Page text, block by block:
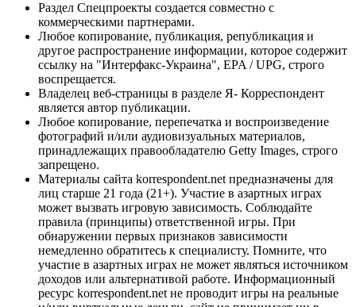
Раздел Спецпроекты создается совместно с
коммерческими партнерами.
Любое копирование, публикация, републикация и
другое распространение информации, которое содержит
ссылку на "Интерфакс-Украина", EPA / UPG, строго
воспрещается.
Владелец веб-страницы в разделе Я- Корреспондент
является автор публикации.
Любое копирование, перепечатка и воспроизведение
фотографий и/или аудиовизуальных материалов,
принадлежащих правообладателю Getty Images, строго
запрещено.
Материалы сайта korrespondent.net предназначены для
лиц старше 21 года (21+). Участие в азартных играх
может вызвать игровую зависимость. Соблюдайте
правила (принципы) ответственной игры. При
обнаружении первых признаков зависимости
немедленно обратитесь к специалисту. Помните, что
участие в азартных играх не может являться источником
доходов или альтернативой работе. Информационный
ресурс korrespondent.net не проводит игры на реальные